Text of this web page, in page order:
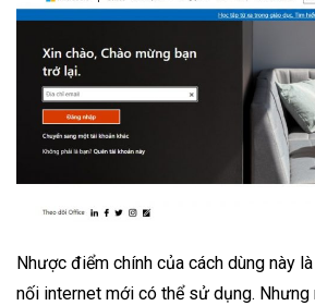
Nhược điểm chính của cách dùng này
nối internet mới có thể sử dụng. Nhưng